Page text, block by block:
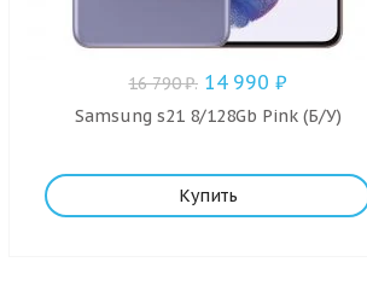
16 790₽. 14 990 ₽
Samsung s21 8/128Gb Pink (Б/У)
Купить